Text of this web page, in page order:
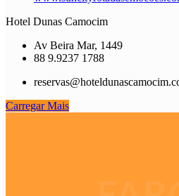
Hotel Dunas Camocim
Av Beira Mar, 1449
88 9.9237 1788
Carregar Mais